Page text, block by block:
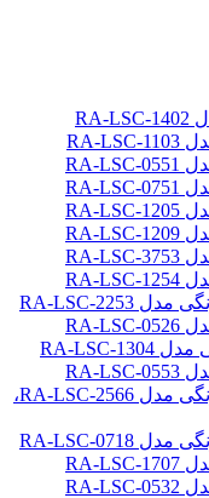
دوربین خطی 5340 پیکسلی رنگی مدل RA-LSC-2566،